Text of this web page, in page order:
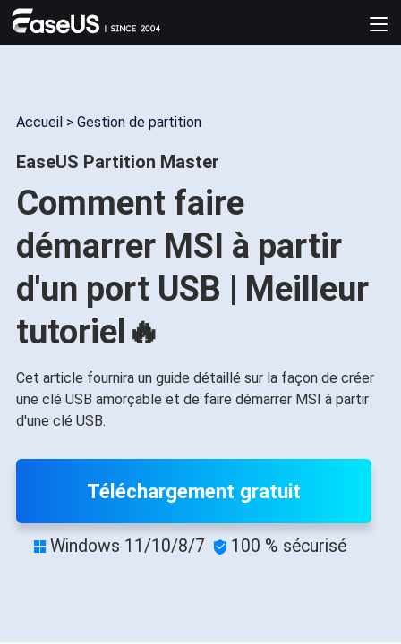
Accueil > Gestion de partition
EaseUS Partition Master
Comment faire
démarrer MSI à partir
d'un port USB | Meilleur
tutoriel🔥
Cet article fournira un guide détaillé sur la façon de créer
une clé USB amorçable et de faire démarrer MSI à partir
d'une clé USB.
Téléchargement gratuit
 Windows 11/10/8/7  100 % sécurisé